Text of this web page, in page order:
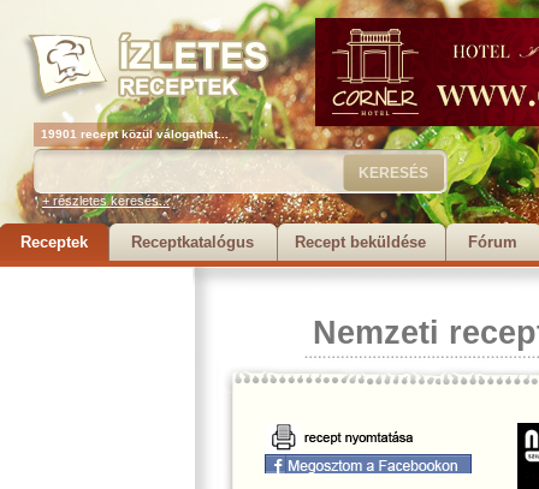
19901 recept közül válogathat...
+ részletes keresés...
Receptek Receptkatalógus Recept beküldése Fórum
Nemzeti